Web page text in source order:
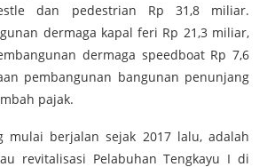
dan pedestrian Rp 31,8 miliar.
dermaga kapal feri Rp 21,3 miliar,
dermaga speedboat Rp 7,6
pembangunan bangunan penunjang
pajak.
mulai berjalan sejak 2017 lalu, adalah
revitalisasi Pelabuhan Tengkayu I di